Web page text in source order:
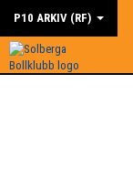
P10 ARKIV (RF)